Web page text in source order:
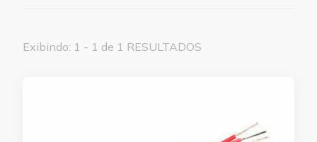
Exibindo: 1 - 1 de 1 RESULTADOS